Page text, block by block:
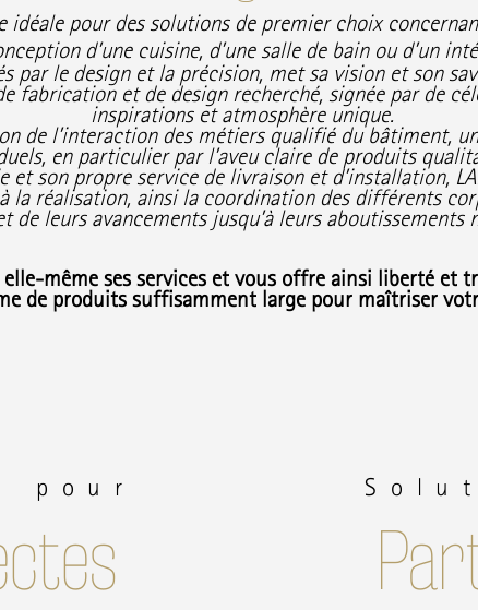
pour
idéale pour des solutions de premier choix
d’une cuisine, d’une salle de bain ou d’un
par le design et la précision, met sa vision et son
fabrication et de design recherché, signée par de
inspirations et atmosphère unique.
de l’interaction des métiers qualifié du bâtiment,
en particulier par l’aveu claire de produits
et son propre service de livraison et d’installation,
la réalisation, ainsi la coordination des différents
de leurs avancements jusqu’à leurs aboutissements
même ses services et vous offre ainsi liberté et
de produits suffisammentlarge pour maîtriser